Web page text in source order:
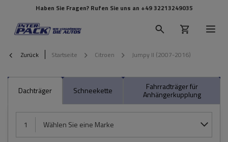
Haben Sie Fragen? Rufen Sie uns an +49 32213249035
Zurück Startseite Citroen Jumpy II (2007-2016)
Dachträger Schneekette Fahrradträger für
Anhängerkupplung
1 Wählen Sie eine Marke